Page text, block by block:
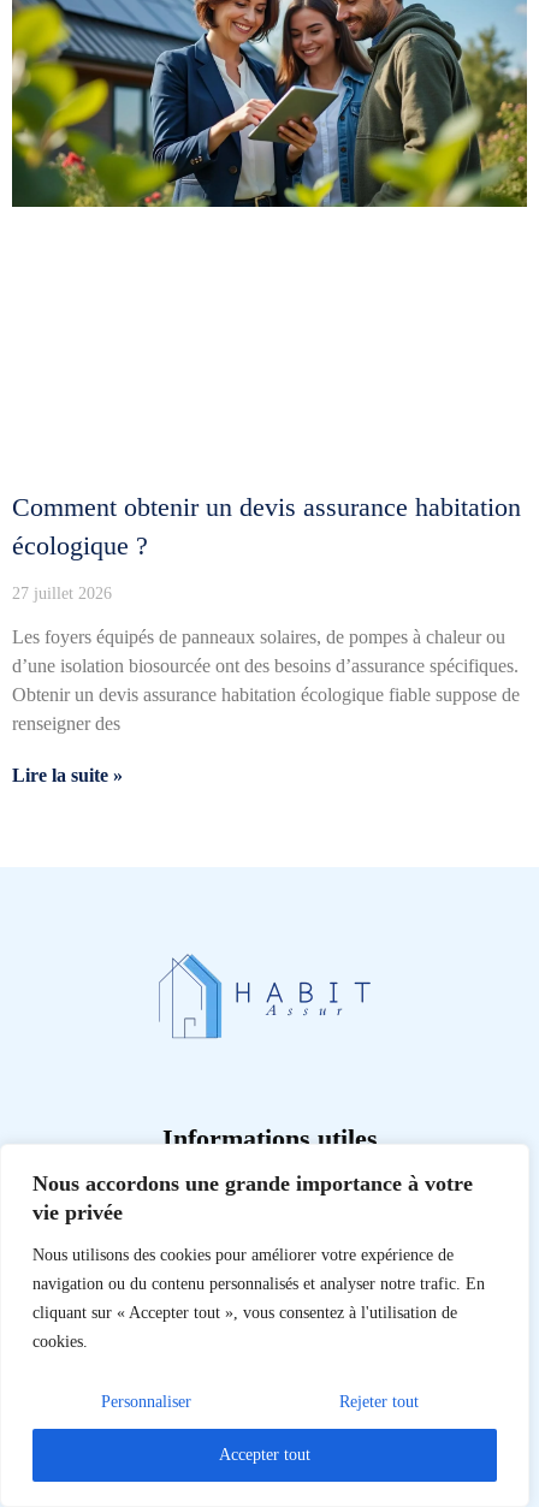
Nous accordons une grande importance à votre
vie privée
Nous utilisons des cookies pour améliorer votre expérience de
navigation ou du contenu personnalisés et analyser notre trafic. En
cliquant sur « Accepter tout », vous consentez à l'utilisation de
cookies.
Personnaliser Rejeter tout
Accepter tout
Comment obtenir un devis assurance habitation
écologique ?
27 juillet 2026
Les foyers équipés de panneaux solaires, de pompes à chaleur ou
d’une isolation biosourcée ont des besoins d’assurance spécifiques.
Obtenir un devis assurance habitation écologique fiable suppose de
renseigner des
Lire la suite »
Informations utiles
Mentions légales
Contact
Demande et souscription